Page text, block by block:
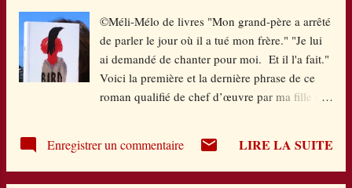
roman commence par le retour de sa mère. Guérie.
Elle tente une approche. Mais Edward refuse de tout
son être. Ça l'électrise. Et quand il se fâche à ce sujet
avec son père, Edward sent que rien ne sera plus
comme avant. Mais il n'imagine pas à quel point...
Le roman bascule dans l'horreu...
©Méli-Mélo de livres "Mon grand-père a arrêté
de parler le jour où il a tué mon frère." "Je lui
ai demandé de chanter pour moi. Et il l'a fait."
Voici la première et la dernière phrase de ce
roman qualifié de chef d’œuvre par ma fille qui
pas vraiment envie de l'ouvrir...et c'est bien
dommage. C'est un roman sur un drame
Enregistrer un commentaire LIRE LA SUITE